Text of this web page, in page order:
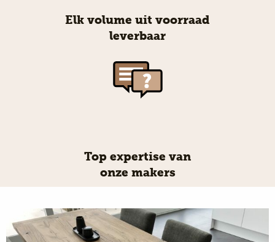
Elk volume uit voorraad
leverbaar
Top expertise van
onze makers